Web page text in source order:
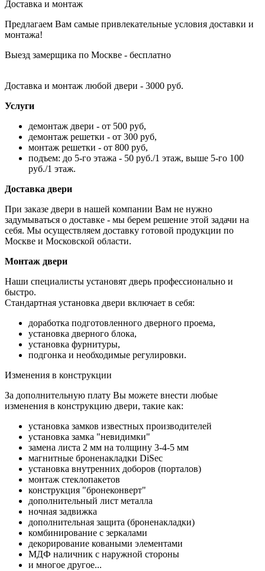
Доставка и монтаж
Предлагаем Вам самые привлекательные условия доставки и
монтажа!
Выезд замерщика по Москве - бесплатно
Доставка и монтаж любой двери - 3000 руб.
Услуги
демонтаж двери - от 500 руб,
демонтаж решетки - от 300 руб,
монтаж решетки - от 800 руб,
подъем: до 5-го этажа - 50 руб./1 этаж, выше 5-го 100
руб./1 этаж.
Доставка двери
При заказе двери в нашей компании Вам не нужно
задумываться о доставке - мы берем решение этой задачи на
себя. Мы осуществляем доставку готовой продукции по
Москве и Московской области.
Монтаж двери
Наши специалисты установят дверь профессионально и
быстро.
Стандартная установка двери включает в себя:
доработка подготовленного дверного проема,
установка дверного блока,
установка фурнитуры,
подгонка и необходимые регулировки.
Изменения в конструкции
За дополнительную плату Вы можете внести любые
изменения в конструкцию двери, такие как:
установка замков известных производителей
установка замка "невидимки"
замена листа 2 мм на толщину 3-4-5 мм
магнитные броненакладки DiSec
установка внутренних доборов (порталов)
монтаж стеклопакетов
конструкция "бронеконверт"
дополнительный лист металла
ночная задвижка
дополнительная защита (броненакладки)
комбинирование с зеркалами
декорирование коваными элементами
МДФ наличник с наружной стороны
и многое другое...